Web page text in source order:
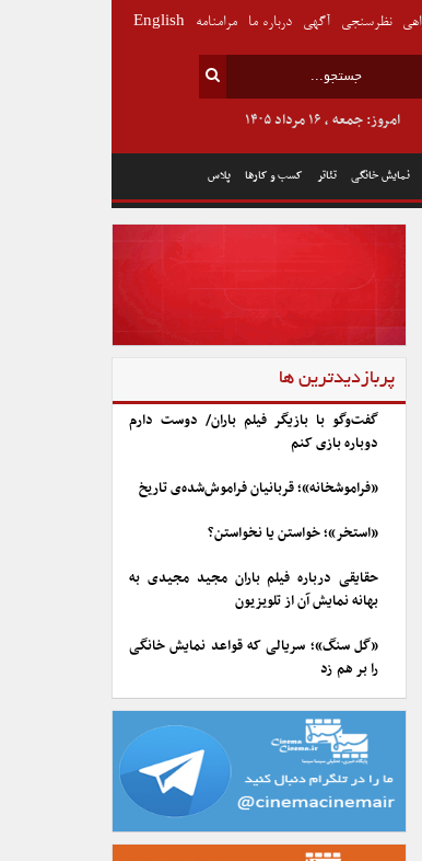
نمایش خانگی تئاتر کسب و کارها پلاس
امروز: جمعه , ۱۶ مرداد ۱۴۰۵
نظرسنجی آگهی درباره ما مرامنامه English
پربازدیدترین ها
گفت‌وگو با بازیگر فیلم باران/ دوست دارم
دوباره بازی کنم
«فراموشخانه»؛ قربانیان فراموش‌شده‌ی تاریخ
«استخر»؛ خواستن یا نخواستن؟
حقایقی درباره فیلم باران مجید مجیدی به
بهانه نمایش آن از تلویزیون
«گل سنگ»؛ سریالی که قواعد نمایش خانگی
را بر هم زد